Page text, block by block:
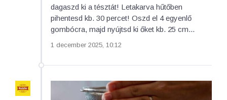
dagaszd ki a tésztát! Letakarva hűtőben
pihentesd kb. 30 percet! Oszd el 4 egyenlő
gombócra, majd nyújtsd ki őket kb. 25 cm...
1 december 2025, 10:12